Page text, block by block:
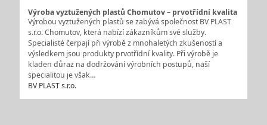
Výroba vyztužených plastů Chomutov – prvotřídní kvalita
Výrobou vyztužených plastů se zabývá společnost BV PLAST
s.r.o. Chomutov, která nabízí zákazníkům své služby.
Specialisté čerpají při výrobě z mnohaletých zkušeností a
výsledkem jsou produkty prvotřídní kvality. Při výrobě je
kladen důraz na dodržování výrobních postupů, naší
specialitou je však…
BV PLAST s.r.o.